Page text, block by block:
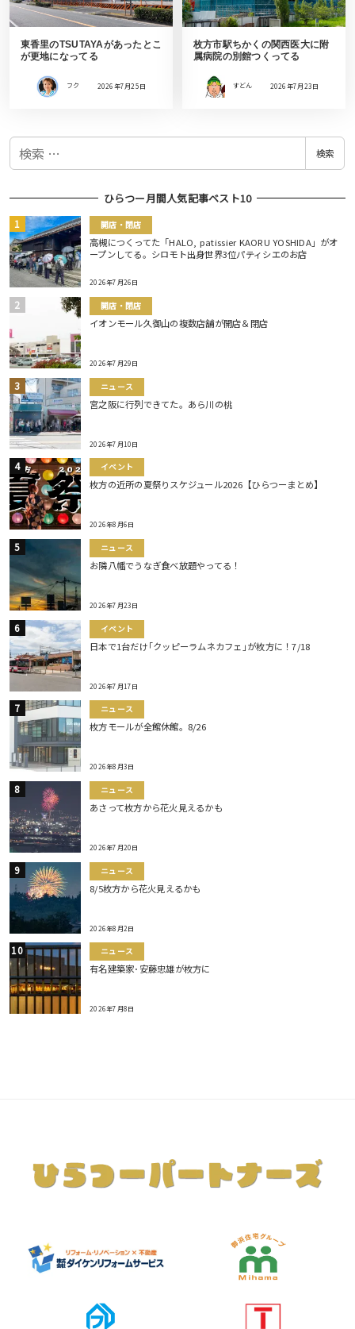
東香里のTSUTAYAがあったとこ
が更地になってる
フク 2026年7月25日
枚方市駅ちかくの関西医大に附
属病院の別館つくってる
すどん 2026年7月23日
検
検索
ひらつー月間人気記事ベスト10
開店・閉店
高槻につくってた「HALO, patissier KAORU YOSHIDA」がオ
ープンしてる。シロモト出身世界3位パティシエのお店
2026年7月26日
開店・閉店
イオンモール久御山の複数店舗が開店＆閉店
2026年7月29日
ニュース
宮之阪に行列できてた。あら川の桃
2026年7月10日
イベント
枚方の近所の夏祭りスケジュール2026【ひらつーまとめ】
2026年8月6日
ニュース
お隣八幡でうなぎ食べ放題やってる！
2026年7月23日
イベント
日本で1台だけ｢クッピーラムネカフェ｣が枚方に！7/18
2026年7月17日
ニュース
枚方モールが全館休館。8/26
2026年8月3日
ニュース
あさって枚方から花火見えるかも
2026年7月20日
ニュース
8/5枚方から花火見えるかも
2026年8月2日
ニュース
有名建築家･安藤忠雄が枚方に
2026年7月8日